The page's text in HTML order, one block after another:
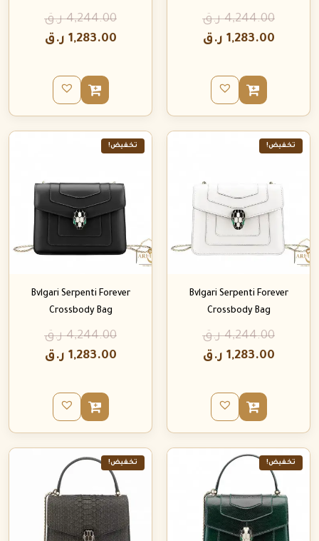
4,244.00 ر.ق
1,283.00 ر.ق
4,244.00 ر.ق
1,283.00 ر.ق
تخفيض!
Bvlgari Serpenti Forever
Crossbody Bag
4,244.00 ر.ق
1,283.00 ر.ق
تخفيض!
Bvlgari Serpenti Forever
Crossbody Bag
4,244.00 ر.ق
1,283.00 ر.ق
تخفيض! تخفيض!